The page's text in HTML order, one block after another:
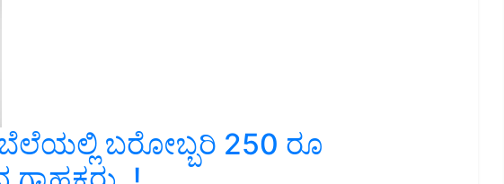
ಬರೋಬ್ಬರಿ 250 ರೂ